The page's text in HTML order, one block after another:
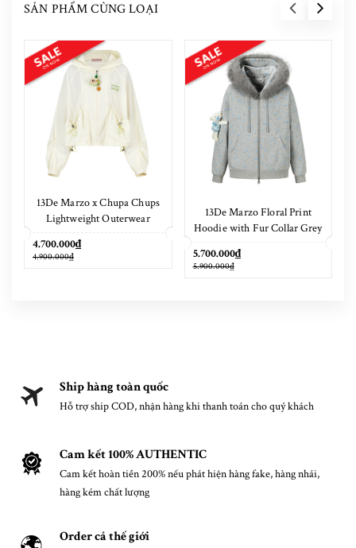
SẢN PHẨM CÙNG LOẠI
13De Marzo x Chupa Chups
Lightweight Outerwear
4.700.000₫
4.900.000₫
13De Marzo Floral Print
Hoodie with Fur Collar Grey
5.700.000₫
5.900.000₫
Ship hàng toàn quốc
Hỗ trợ ship COD, nhận hàng khi thanh toán cho quý khách
Cam kết 100% AUTHENTIC
Cam kết hoàn tiền 200% nếu phát hiện hàng fake, hàng nhái,
hàng kém chất lượng
Order cả thế giới